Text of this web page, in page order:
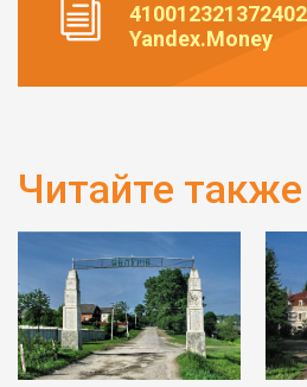
Yandex.Money
Читайте также